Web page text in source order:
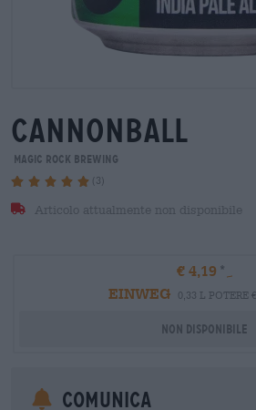
cannonball
Magic Rock Brewing
(3)
Articolo attualmente non disponibile
€ 4,19
EINWEG
0,33 L POTERE
Non disponibile
Comunica